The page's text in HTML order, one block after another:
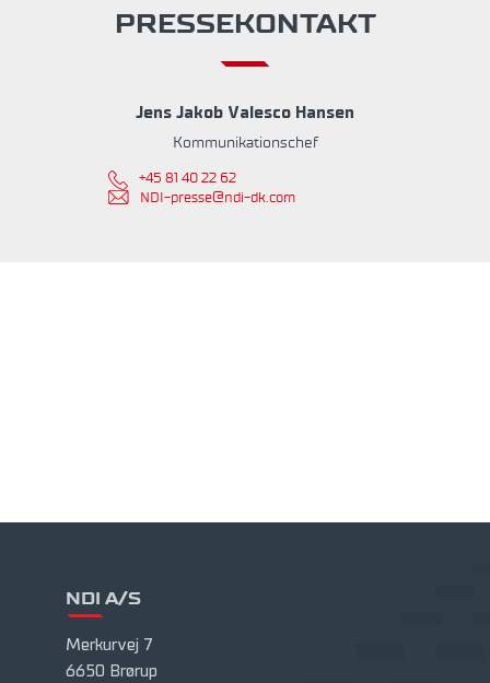
PRESSEKONTAKT
Jens Jakob Valesco Hansen
Kommunikationschef
+45 81 40 22 62
NDI-presse@ndi-dk.com
NDI A/S
Merkurvej 7
6650 Brørup